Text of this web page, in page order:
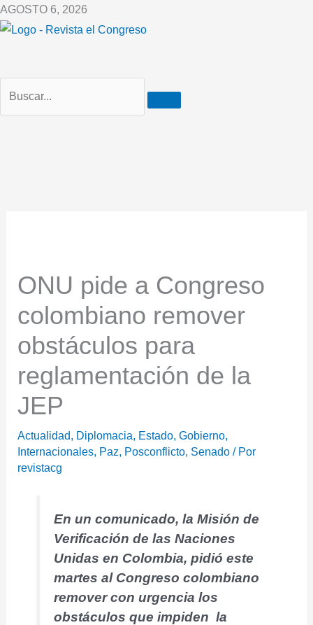
Ir
al
AGOSTO 6, 2026
ONU pide a Congreso
colombiano remover
obstáculos para
reglamentación de la
JEP
Actualidad, Diplomacia, Estado,Gobierno,
Internacionales, Paz, Posconflicto, Senado / Por
revistacg
En un comunicado, la Misión de
Verificación de las Naciones
Unidas en Colombia, pidió este
martes al Congreso colombiano
remover con urgencialos
obstáculos que impiden la